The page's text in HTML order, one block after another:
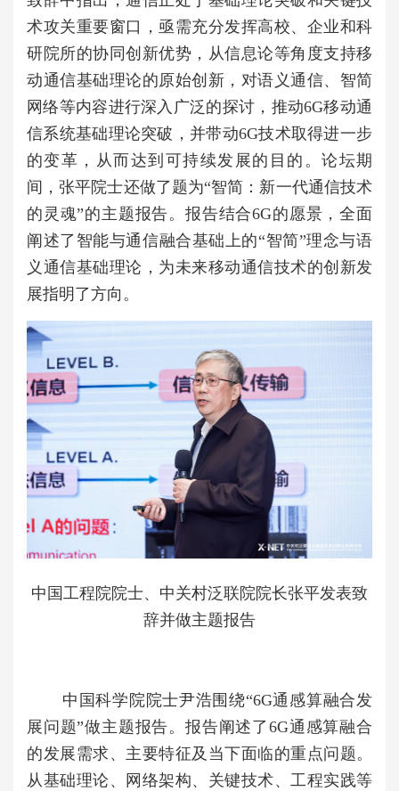
术攻关重要窗口，亟需充分发挥高校、企业和科
研院所的协同创新优势，从信息论等角度支持移
动通信基础理论的原始创新，对语义通信、智简
网络等内容进行深入广泛的探讨，推动6G移动通
信系统基础理论突破，并带动6G技术取得进一步
的变革，从而达到可持续发展的目的。论坛期
间，张平院士还做了题为“智简：新一代通信技术
的灵魂”的主题报告。报告结合6G的愿景，全面
阐述了智能与通信融合基础上的“智简”理念与语
义通信基础理论，为未来移动通信技术的创新发
展指明了方向。
中国工程院院士、中关村泛联院院长张平发表致
辞并做主题报告
中国科学院院士尹浩围绕“6G通感算融合发
展问题”做主题报告。报告阐述了6G通感算融合
的发展需求、主要特征及当下面临的重点问题。
从基础理论、网络架构、关键技术、工程实践等